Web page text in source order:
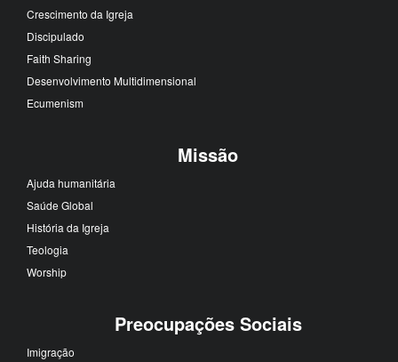
Crescimento da Igreja
Discipulado
Faith Sharing
Desenvolvimento Multidimensional
Ecumenism
Missão
Ajuda humanitária
Saúde Global
História da Igreja
Teologia
Worship
Preocupações Sociais
Imigração